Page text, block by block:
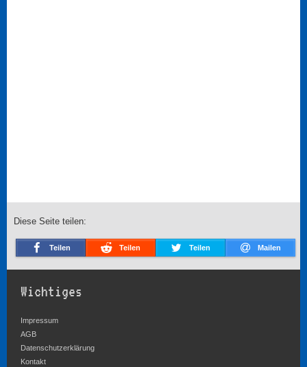
Diese Seite teilen:
Teilen Teilen Teilen Mailen
Wichtiges
Impressum
AGB
Datenschutzerklärung
Kontakt